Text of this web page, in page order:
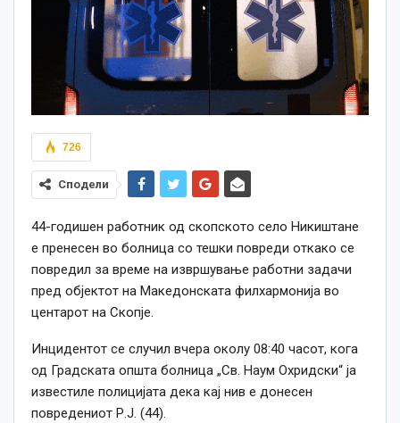
726
Сподели
44-годишен работник од скопското село Никиштане
е пренесен во болница со тешки повреди откако се
повредил за време на извршување работни задачи
пред објектот на Македонската филхармонија во
центарот на Скопје.
Инцидентот се случил вчера околу 08:40 часот, кога
од Градската општа болница „Св. Наум Охридски“ ја
известиле полицијата дека кај нив е донесен
повредениот Р.Ј. (44).